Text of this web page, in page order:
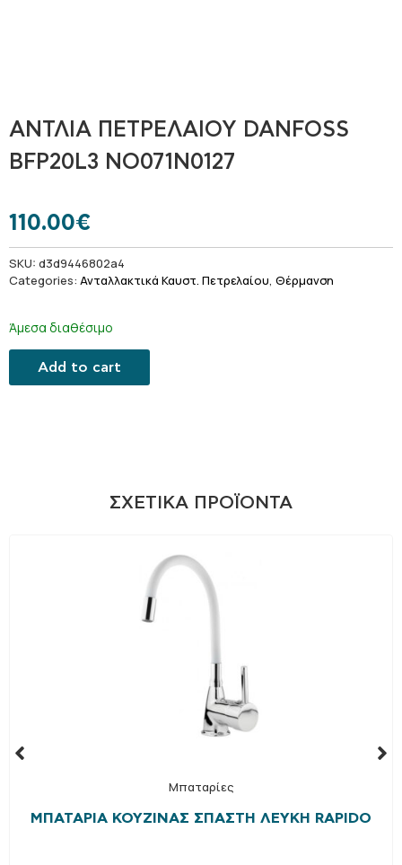
ΑΝΤΛΙΑ ΠΕΤΡΕΛΑΙΟΥ DANFOSS
BFP20L3 NO071N0127
110.00€
SKU: d3d9446802a4
Categories: Ανταλλακτικά Καυστ. Πετρελαίου, Θέρμανση
Άμεσα διαθέσιμο
Add to cart
ΣΧΕΤΙΚΆ ΠΡΟΪΌΝΤΑ
Μπαταρίες
ΜΠΑΤΑΡΊΑ ΚΟΥΖΊΝΑΣ ΣΠΑΣΤΉ ΛΕΥΚΉ RAPIDO